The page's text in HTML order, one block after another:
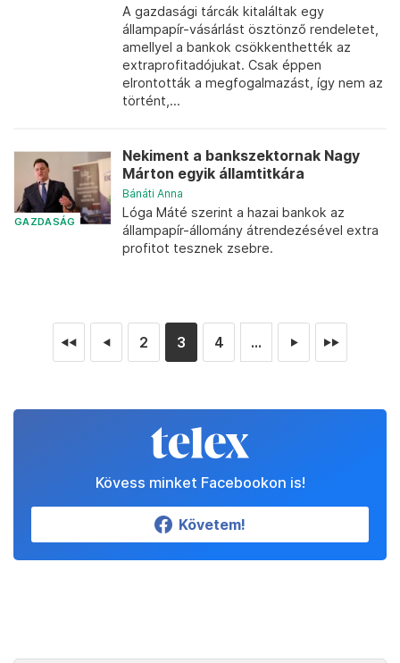
A gazdasági tárcák kitaláltak egy
állampapír-vásárlást ösztönző rendeletet,
amellyel a bankok csökkenthették az
extraprofitadójukat. Csak éppen
elrontották a megfogalmazást, így nem az
történt,...
GAZDASÁG
Nekiment a bankszektornak Nagy
Márton egyik államtitkára
Bánáti Anna
Lóga Máté szerint a hazai bankok az
állampapír-állomány átrendezésével extra
profitot tesznek zsebre.
◄◄ ◄ 2 3 4 ... ► ►►
Kövess minket Facebookon is!
Követem!